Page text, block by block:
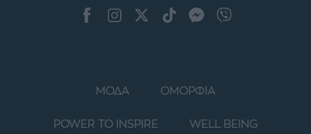
ΜΟΔΑ ΟΜΟΡΦΙΑ
POWER TO INSPIRE WELL BEING